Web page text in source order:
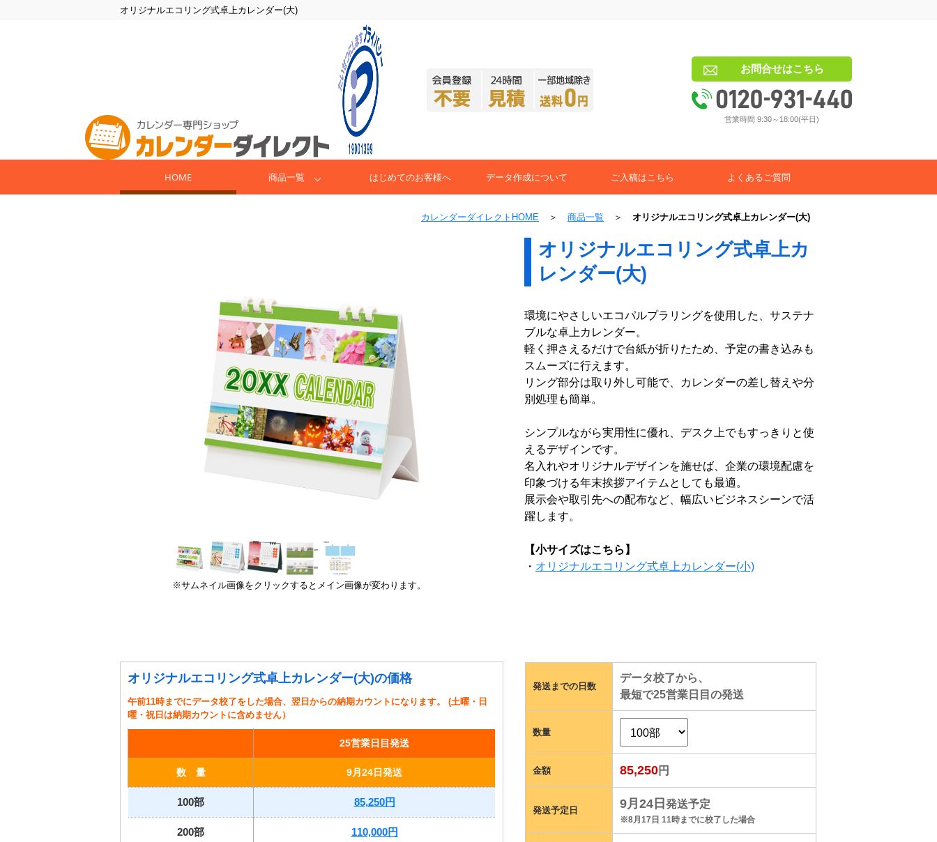
オリジナルエコリング式卓上カレンダー(大)
お問合せはこちら
営業時間 9:30～18:00(平日)
HOME 商品一覧 はじめてのお客様へ データ作成について ご入稿はこちら よくあるご質問
カレンダーダイレクトHOME ＞ 商品一覧 ＞ オリジナルエコリング式卓上カレンダー(大)
※サムネイル画像をクリックするとメイン画像が変わります。
オリジナルエコリング式卓上カ
レンダー(大)
環境にやさしいエコパルプラリングを使用した、サステナ
ブルな卓上カレンダー。
軽く押さえるだけで台紙が折りたため、予定の書き込みも
スムーズに行えます。
リング部分は取り外し可能で、カレンダーの差し替えや分
別処理も簡単。
シンプルながら実用性に優れ、デスク上でもすっきりと使
えるデザインです。
名入れやオリジナルデザインを施せば、企業の環境配慮を
印象づける年末挨拶アイテムとしても最適。
展示会や取引先への配布など、幅広いビジネスシーンで活
躍します。
【小サイズはこちら】
・ オリジナルエコリング式卓上カレンダー(小)
オリジナルエコリング式卓上カレンダー(大)の価格
午前11時までにデータ校了をした場合、翌日からの納期カウントになります。 (土曜・日
曜・祝日は納期カウントに含めません）
25営業日目発送
数 量 9月24日発送
100部 85,250円
200部 110,000円
発送までの日数
データ校了から、
最短で25営業日目の発送
数量
金額 85,250円
発送予定日 9月24日 発送予定
※8月17日 11時までに校了した場合